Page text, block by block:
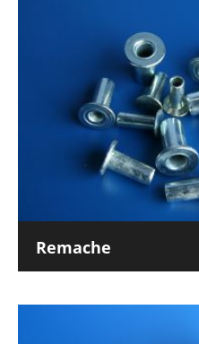
Remache